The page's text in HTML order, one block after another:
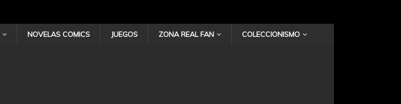
NOVELAS COMICS JUEGOS ZONA REAL FAN COLECCIONISMO